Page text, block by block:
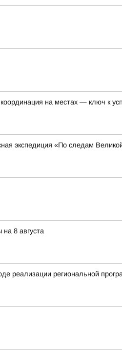
на местах — ключ к
экспедиция «По следам
8 августа
реализации региональной